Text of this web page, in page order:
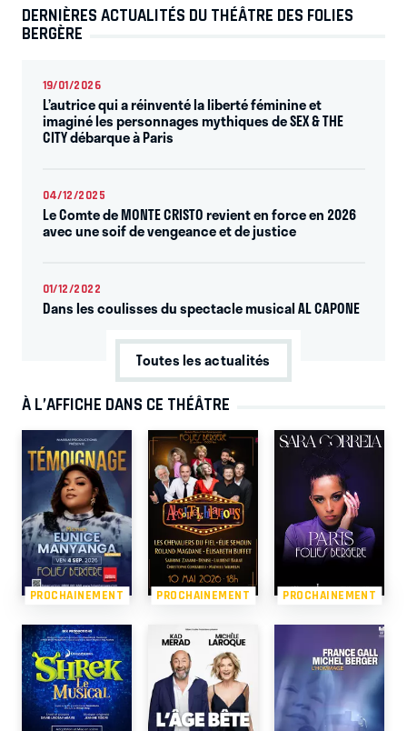
DERNIÈRES ACTUALITÉS DU THÉÂTRE DES FOLIES
BERGÈRE
19/01/2026
L’autrice qui a réinventé la liberté féminine et
imaginé les personnages mythiques de SEX & THE
CITY débarque à Paris
04/12/2025
Le Comte de MONTE CRISTO revient en force en 2026
avec une soif de vengeance et de justice
01/12/2022
Dans les coulisses du spectacle musical AL CAPONE
Toutes les actualités
À L’AFFICHE DANS CE THÉÂTRE
PROCHAINEMENT PROCHAINEMENT PROCHAINEMENT